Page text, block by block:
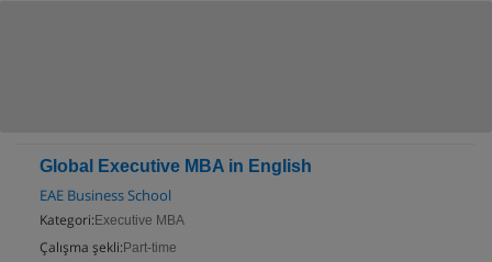
Global Executive MBA in English
EAE Business School
Kategori: Executive MBA
Çalışma şekli: Part-time